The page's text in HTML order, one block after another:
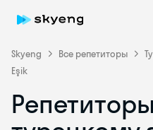
Skyeng Все репетиторы
Eşik